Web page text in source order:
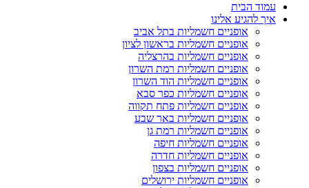
עמוד הבית
איך להגיע אלינו
אופניים חשמליות בתל אביב
אופניים חשמליות בראשון לציון
אופניים חשמליות בהרצליה
אופניים חשמליות רמת השרון
אופניים חשמליות הוד השרון
אופניים חשמליות כפר סבא
אופניים חשמליות פתח תקווה
אופניים חשמליות באר שבע
אופניים חשמליות רמת גן
אופניים חשמליות חיפה
אופניים חשמליות חדרה
אופניים חשמליות בצפון
אופניים חשמליות ירושלים